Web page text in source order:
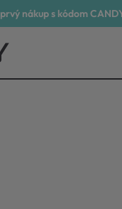
nákup s kódom